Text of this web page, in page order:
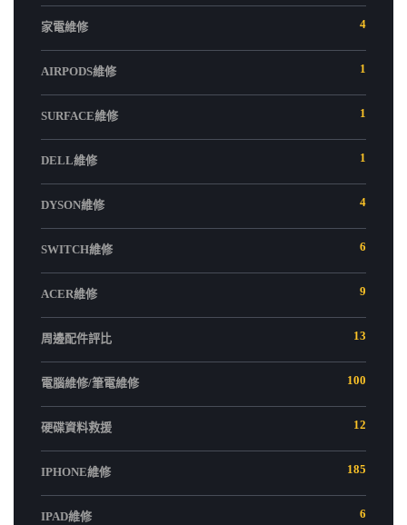
家電維修 4
AIRPODS維修 1
SURFACE維修 1
DELL維修 1
DYSON維修 4
SWITCH維修 6
ACER維修 9
周邊配件評比 13
電腦維修/筆電維修 100
硬碟資料救援 12
IPHONE維修 185
IPAD維修 6